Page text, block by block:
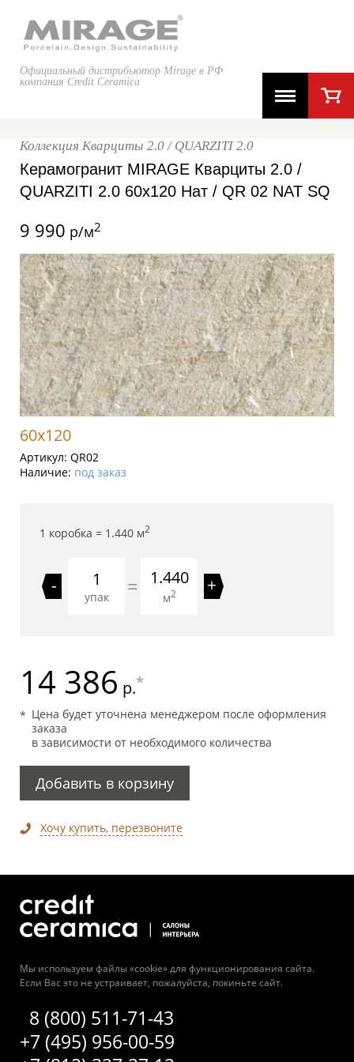
Официальный дистрибьютор Mirage в РФ
компания Credit Ceramica
Коллекция Кварциты 2.0 / QUARZITI 2.0
Керамогранит MIRAGE Кварциты 2.0 /
QUARZITI 2.0 60x120 Нат / QR 02 NAT SQ
9 990 р/м2
60x120
Артикул: QR02
Наличие: под заказ
1 коробка = 1.440 м2
-
упак = 1.440
м2 +
14 386 р.*
Цена будет уточнена менеджером после оформления
заказа
в зависимости от необходимого количества
Добавить в корзину
Хочу купить, перезвоните
Мы используем файлы «cookie» для функционирования сайта.
Если Вас это не устраивает, пожалуйста, покиньте сайт.
8 (800) 511-71-43
+7 (495) 956-00-59